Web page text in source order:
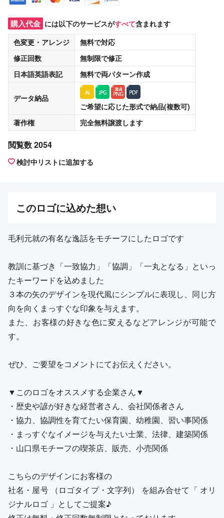
購入代金 には以下のサービスがすべて含まれます
色変更・アレンジ
無料で対応
修正回数
無制限で修正
日本語英語表記
無料で両パターン作成
データ納品
ご希望に応じた形式で納品(複数可)
著作権
完全無料譲渡します
閲覧数 2054
検討中リストに追加する
このロゴに込めた想い
毛利元就の有名な逸話をモチーフにしたロゴです
教訓に基づき「一致協力」「協調」「一丸となる」といっ
たキーワードを込めました
３本の矢のデザインを現代風にシンプルに表現し、同じ方
向を向くまっすぐな印象を与えます。
また、お客様の好きな色に変えるなどアレンジが可能で
す。
ぜひ、ご要望をコメントにてお伝えください。
▼このロゴをオススメする企業さん▼
・歴史や諺が好きな経営者さん、会社関係者さん
・協力、協調性を育てたい保育園、幼稚園、習い事関係
・まっすぐなイメージを与えたい士業、法律、建築関係
・山口県モチーフの喫茶店、販売、小売関係
こちらのデザインにお客様の
社名・屋号 （ロゴタイプ・文字列） を組み合せて「 オリ
ジナルロゴ 」としてご提案♪